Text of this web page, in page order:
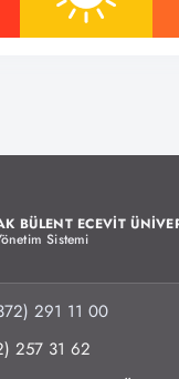
BÜLENT ECEVİT
Sistemi
291 11 00
257 31 62